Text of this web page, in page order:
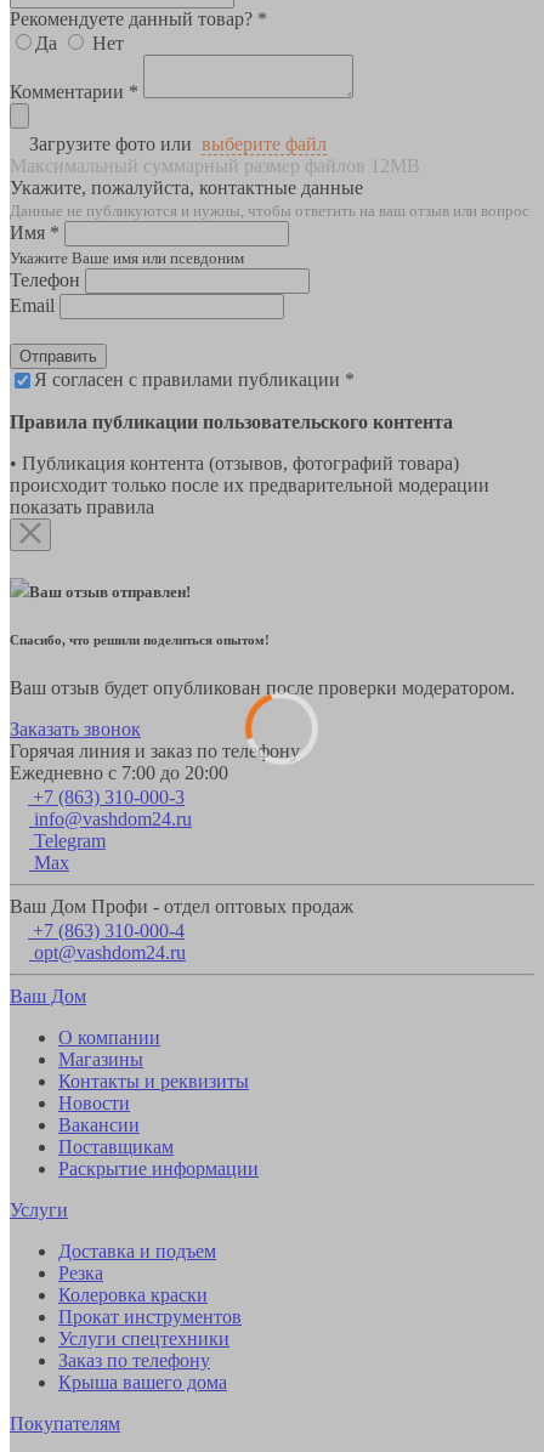
Рекомендуете данный товар? *
Да
Нет
Комментарии *
Загрузите фото или выберите файл
Максимальный суммарный размер файлов 12MB
Укажите, пожалуйста, контактные данные
Данные не публикуются и нужны, чтобы ответить на ваш отзыв или вопрос
Имя *
Укажите Ваше имя или псевдоним
Телефон
Email
Отправить
Я согласен с правилами публикации *
Правила публикации пользовательского контента
• Публикация контента (отзывов, фотографий товара)
происходит только после их предварительной модерации
показать правила
Ваш отзыв отправлен!
Спасибо, что решили поделиться опытом!
Ваш отзыв будет опубликован после проверки модератором.
Заказать звонок
Горячая линия и заказ по телефону
Ежедневно с 7:00 до 20:00
+7 (863) 310-000-3
info@vashdom24.ru
Telegram
Max
Ваш Дом Профи - отдел оптовых продаж
+7 (863) 310-000-4
opt@vashdom24.ru
Ваш Дом
О компании
Магазины
Контакты и реквизиты
Новости
Вакансии
Поставщикам
Раскрытие информации
Услуги
Доставка и подъем
Резка
Колеровка краски
Прокат инструментов
Услуги спецтехники
Заказ по телефону
Крыша вашего дома
Покупателям